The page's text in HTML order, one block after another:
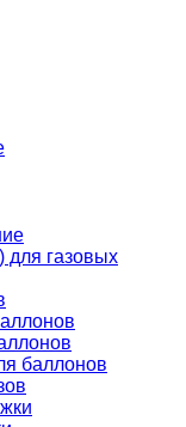
для газовых
баллонов